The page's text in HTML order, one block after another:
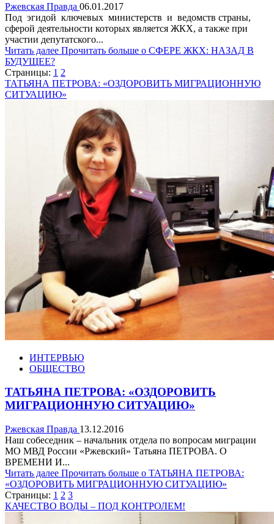
Ржевская Правда 06.01.2017
Под эгидой ключевых министерств и ведомств страны,
сферой деятельности которых является ЖКХ, а также при
участии депутатского...
Читать далее Прочитать больше о СФЕРЕ ЖКХ: НАЗАД В
БУДУЩЕЕ?
Страницы: 1 2
ТАТЬЯНА ПЕТРОВА: «ОЗДОРОВИТЬ МИГРАЦИОННУЮ
СИТУАЦИЮ»
ИНТЕРВЬЮ
ОБЩЕСТВО
ТАТЬЯНА ПЕТРОВА: «ОЗДОРОВИТЬ
МИГРАЦИОННУЮ СИТУАЦИЮ»
Ржевская Правда 13.12.2016
Наш собеседник – начальник отдела по вопросам миграции
МО МВД России «Ржевский» Татьяна ПЕТРОВА. О
ВРЕМЕНИ И...
Читать далее Прочитать больше о ТАТЬЯНА ПЕТРОВА:
«ОЗДОРОВИТЬ МИГРАЦИОННУЮ СИТУАЦИЮ»
Страницы: 1 2 3
КАЧЕСТВО ВОДЫ – ПОД КОНТРОЛЕМ!